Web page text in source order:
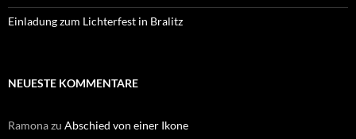
Einladung zum Lichterfest in Bralitz
NEUESTE KOMMENTARE
Ramonazu Abschied von einer Ikone